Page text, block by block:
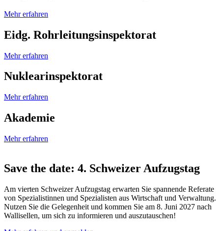
Mehr erfahren
Eidg. Rohrleitungsinspektorat
Mehr erfahren
Nuklearinspektorat
Mehr erfahren
Akademie
Mehr erfahren
Save the date: 4. Schweizer Aufzugstag
Am vierten Schweizer Aufzugstag erwarten Sie spannende Referate
von Spezialistinnen und Spezialisten aus Wirtschaft und Verwaltung.
Nutzen Sie die Gelegenheit und kommen Sie am 8. Juni 2027 nach
Wallisellen, um sich zu informieren und auszutauschen!